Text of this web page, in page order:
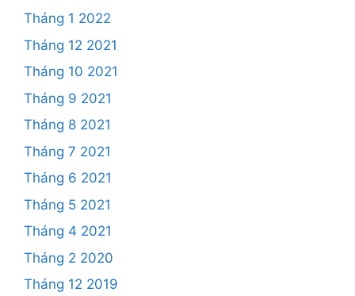
Tháng 1 2022
Tháng 12 2021
Tháng 10 2021
Tháng 9 2021
Tháng 8 2021
Tháng 7 2021
Tháng 6 2021
Tháng 5 2021
Tháng 4 2021
Tháng 2 2020
Tháng 12 2019